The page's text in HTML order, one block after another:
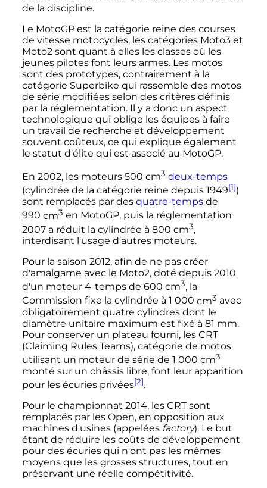
de la discipline.
Le MotoGP est la catégorie reine des courses
de vitesse motocycles, les catégories Moto3 et
Moto2 sont quant à elles les classes où les
jeunes pilotes font leurs armes. Les motos
sont des prototypes, contrairement à la
catégorie Superbike qui rassemble des motos
de série modifiées selon des critères définis
par la réglementation. Il y a donc un aspect
technologique qui oblige les équipes à faire
un travail de recherche et développement
souvent coûteux, ce qui explique également
le statut d'élite qui est associé au MotoGP.
En 2002, les moteurs 500 cm3 deux-temps
(cylindrée de la catégorie reine depuis 1949[1])
sont remplacés par des quatre-tempsde
990 cm3 en MotoGP, puis la réglementation
2007 a réduit la cylindrée à 800 cm3,
interdisant l'usage d'autres moteurs.
Pour la saison 2012, afin de ne pas créer
d'amalgame avec le Moto2, doté depuis 2010
d'un moteur 4-temps de 600 cm3, la
Commission fixe la cylindrée à 1 000 cm3 avec
obligatoirement quatre cylindres dont le
diamètre unitaire maximum est fixé à 81 mm.
Pour conserver un plateau fourni, les CRT
(Claiming Rules Teams), catégorie de motos
utilisant un moteur de série de 1 000 cm3
monté sur un châssis libre, font leur apparition
pour les écuries privées[2].
Pour le championnat 2014, les CRT sont
remplacés par les Open, en opposition aux
machines d'usines (appelées factory). Le but
étant de réduire les coûts de développement
pour des écuries qui n'ont pas les mêmes
moyens que les grosses structures, tout en
préservant une réelle compétitivité.